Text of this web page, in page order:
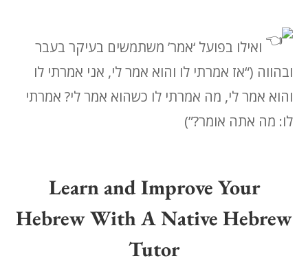
ואילו בפועל ‘אמר’ משתמשים בעיקר בעבר
ובהווה (“אז אמרתי לו והוא אמר לי, אני אמרתי לו
והוא אמר לי, מה אמרתי לו כשהוא אמר לי? אמרתי
לו: מה אתה אומר?”)
Learn and Improve Your
Hebrew With A Native Hebrew
Tutor